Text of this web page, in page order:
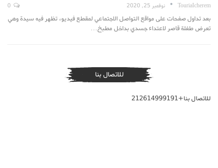
TouriaIcherem نوفمبر 25, 2020
بعد تداول صفحات على مواقع التواصل الاجتماعي لمقطع فيديو، تظهر فيه سيدة وهي
تعرض طفلة قاصر لاعتداء جسدي بداخل مطبخ…
للاتصال بنا
للاتصال بنا+212614999191